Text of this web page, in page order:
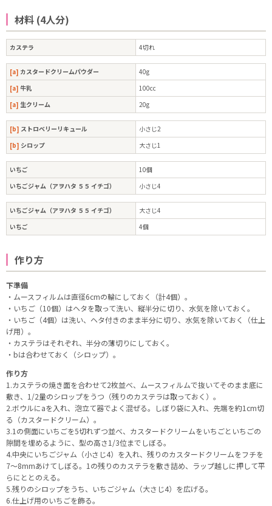
材料 (4人分)
カステラ 4切れ
[a] カスタードクリームパウダー
40g
[a] 牛乳
100cc
[a] 生クリーム 20g
[b] ストロベリーリキュール
小さじ2
[b] シロップ 大さじ1
いちご
10個
いちごジャム（アヲハタ ５５ イチゴ）
小さじ4
いちごジャム（アヲハタ ５５ イチゴ）
大さじ4
いちご
4個
作り方
下準備
・ムースフィルムは直径6cmの輪にしておく（計4個）。
・いちご（10個）はヘタを取って洗い、縦半分に切り、水気を除いておく。
・いちご（4個）は洗い、ヘタ付きのまま半分に切り、水気を除いておく（仕上
げ用）。
・カステラはそれぞれ、半分の薄切りにしておく。
・bは合わせておく（シロップ）。
作り方
1.カステラの焼き面を合わせて2枚並べ、ムースフィルムで抜いてそのまま底に
敷き、1/2量のシロップをうつ（残りのカステラは取っておく）。
2.ボウルにaを入れ、泡立て器でよく混ぜる。しぼり袋に入れ、先端を約1cm切
る（カスタードクリーム）。
3.1の側面にいちごを5切れずつ並べ、カスタードクリームをいちごといちごの
隙間を埋めるように、型の高さ1/3位までしぼる。
4.中央にいちごジャム（小さじ4）を入れ、残りのカスタードクリームをフチを
7～8mmあけてしぼる。1の残りのカステラを敷き詰め、ラップ越しに押して平
らにととのえる。
5.残りのシロップをうち、いちごジャム（大さじ4）を広げる。
6.仕上げ用のいちごを飾る。